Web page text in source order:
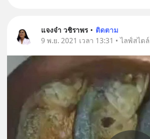
แจงจ๋า วชิราพร • ติดตาม
9 พ.ย. 2021 เวลา 13:31 • ไลฟ์สไตล์